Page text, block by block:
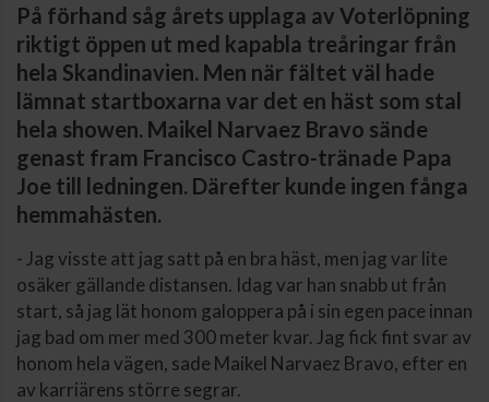
På förhand såg årets upplaga av Voterlöpning
riktigt öppen ut med kapabla treåringar från
hela Skandinavien. Men när fältet väl hade
lämnat startboxarna var det en häst som stal
hela showen. Maikel Narvaez Bravo sände
genast fram Francisco Castro-tränade Papa
Joe till ledningen. Därefter kunde ingen fånga
hemmahästen.
- Jag visste att jag satt på en bra häst, men jag var lite
osäker gällande distansen. Idag var han snabb ut från
start, så jag lät honom galoppera på i sin egen pace innan
jag bad om mer med 300 meter kvar. Jag fick fint svar av
honom hela vägen, sade Maikel Narvaez Bravo, efter en
av karriärens större segrar.